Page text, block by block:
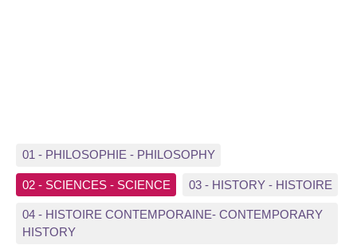
01 - PHILOSOPHIE - PHILOSOPHY
02 - SCIENCES - SCIENCE 03 - HISTORY - HISTOIRE
04 - HISTOIRE CONTEMPORAINE- CONTEMPORARY
HISTORY